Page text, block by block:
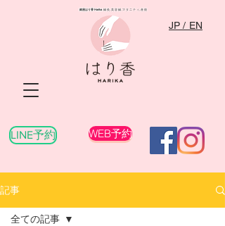
WEB予約
LINE予約
銀座はり香Harika​ 鍼灸,美容鍼,マタニティ,産後
JP / EN
記事
全ての記事